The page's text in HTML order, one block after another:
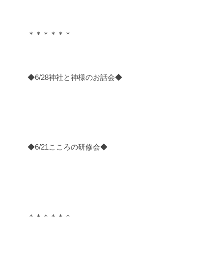
＊＊＊＊＊＊
◆6/28神社と神様のお話会◆
◆6/21こころの研修会◆
＊＊＊＊＊＊